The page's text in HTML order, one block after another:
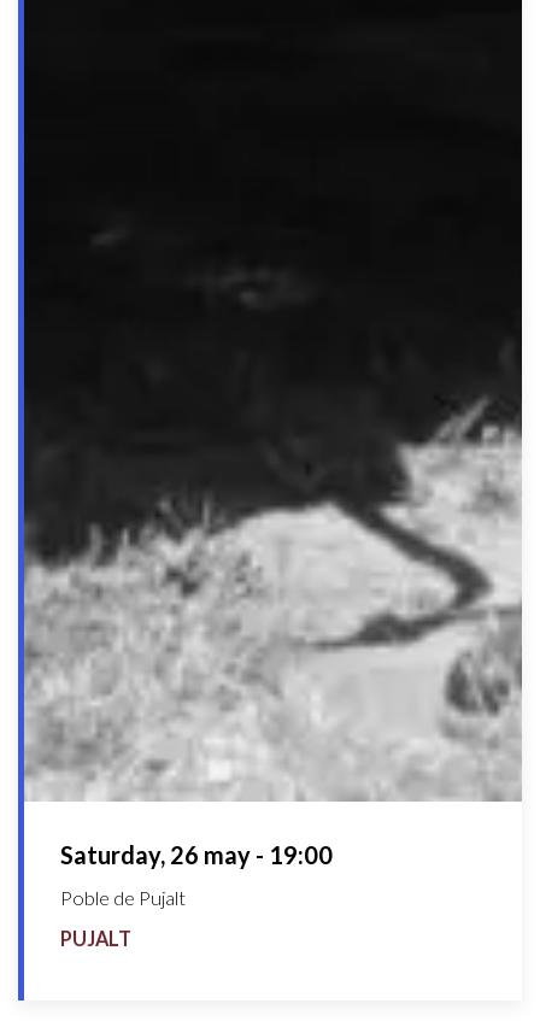
Saturday, 26 may - 19:00
Poble de Pujalt
PUJALT